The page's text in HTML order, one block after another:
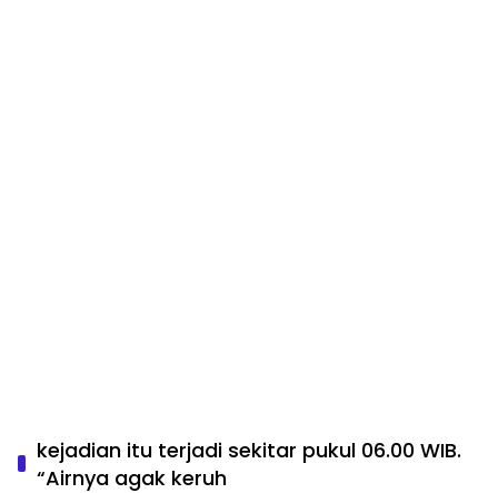
kejadian itu terjadi sekitar pukul 06.00 WIB.
“Airnya agak keruh